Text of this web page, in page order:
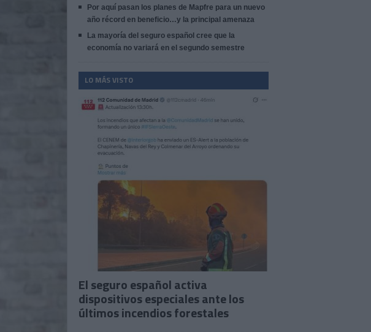
Por aquí pasan los planes de Mapfre para un nuevo
año récord en beneficio…y la principal amenaza
La mayoría del seguro español cree que la
economía no variará en el segundo semestre
LO MÁS VISTO
El seguro español activa
dispositivos especiales ante los
últimos incendios forestales